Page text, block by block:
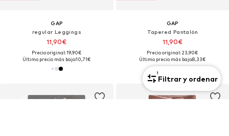
GAP
regular Leggings
11,90€
Precio original: 19,90€
Último precio más bajo:10,71€
GAP
Tapered Pantalón
11,90€
Precio original: 23,90€
Último precio más bajo:8,33€
1
Filtrar y ordenar